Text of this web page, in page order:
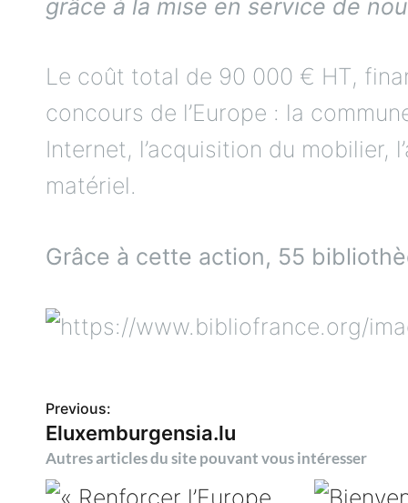
grâce à la mise en service de
Le coût total de 90 000 € HT,
concours de l’Europe : la
Internet, l’acquisition du mobilier,
matériel.
Grâce à cette action, 55
N
a
Previous:
Eluxemburgensia.lu
Autres articles du site pouvant vous intéresser